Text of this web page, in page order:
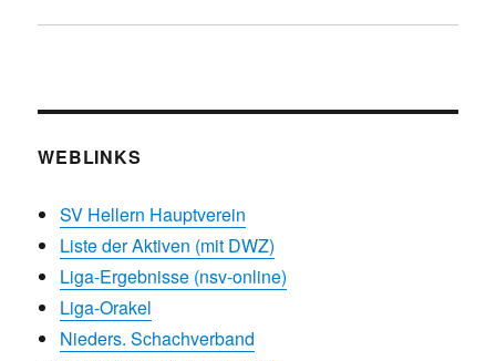
WEBLINKS
SV Hellern Hauptverein
Liste der Aktiven (mit DWZ)
Liga-Ergebnisse (nsv-online)
Liga-Orakel
Nieders. Schachverband